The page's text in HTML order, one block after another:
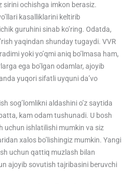
sirini ochishga imkon berasiz.
kasalliklarini keltirib
guruhini sinab ko’ring. Odatda,
yaqindan shunday tugaydi. VVR
yoki yo’qmi aniq bo’lmasa ham,
ega bo’lgan odamlar, ajoyib
yuqori sifatli uyquni da’vo
sog’lomlikni aldashini o’z saytida
kam odam tushunadi. U bosh
uchun ishlatilishi mumkin va siz
xalos bo’lishingiz mumkin. Yangi
uchun qattiq muzlash bilan
ajoyib sovutish tajribasini beruvchi